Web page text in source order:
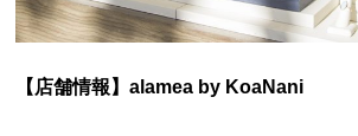
【店舗情報】alamea by KoaNani